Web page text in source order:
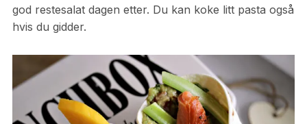
god restesalat dagen etter. Du kan koke litt pasta også
hvis du gidder.